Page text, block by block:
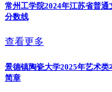
常州工学院2024年江苏省普
分数线
查看更多
景德镇陶瓷大学2025年艺术
简章